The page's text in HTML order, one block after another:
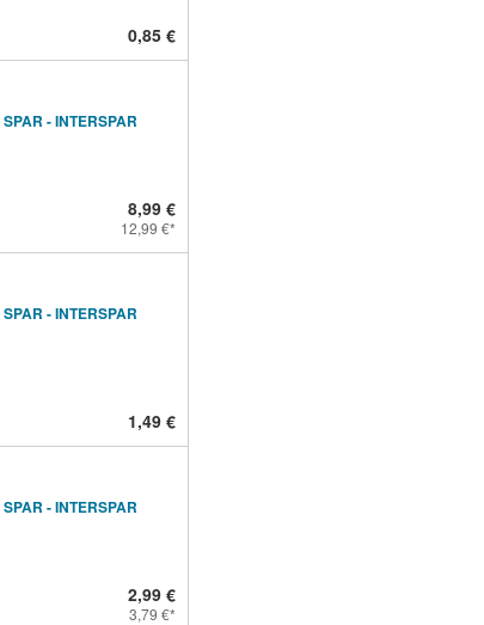
0,85 €
SPAR - INTERSPAR
8,99 €
12,99 €
SPAR - INTERSPAR
1,49 €
SPAR - INTERSPAR
2,99 €
3,79 €